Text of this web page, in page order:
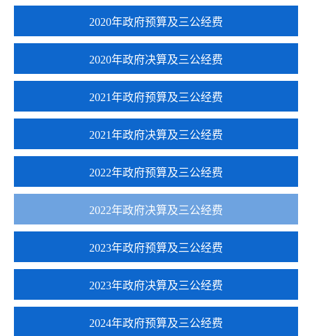
2020年政府预算及三公经费
2020年政府决算及三公经费
2021年政府预算及三公经费
2021年政府决算及三公经费
2022年政府预算及三公经费
2022年政府决算及三公经费
2023年政府预算及三公经费
2023年政府决算及三公经费
2024年政府预算及三公经费